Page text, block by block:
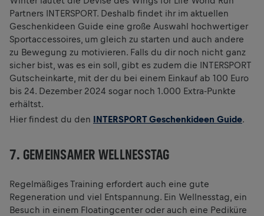
Partners INTERSPORT. Deshalb findet ihr im aktuellen
Geschenkideen Guide eine große Auswahl hochwertiger
Sportaccessoires, um gleich zu starten und auch andere
zu Bewegung zu motivieren. Falls du dir noch nicht ganz
sicher bist, was es ein soll, gibt es zudem die INTERSPORT
Gutscheinkarte, mit der du bei einem Einkauf ab 100 Euro
bis 24. Dezember 2024 sogar noch 1.000 Extra-Punkte
erhältst.
Hier findest du den INTERSPORT Geschenkideen Guide.
7. GEMEINSAMER WELLNESSTAG
Regelmäßiges Training erfordert auch eine gute
Regeneration und viel Entspannung. Ein Wellnesstag, ein
Besuch in einem Floatingcenter oder auch eine Pediküre